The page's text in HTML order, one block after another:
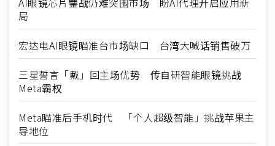
局
宏达电AI眼镜瞄准台市场缺口 台湾大喊话销售破万
三星誓言「戴」回主场优势 传自研智能眼镜挑战
Meta霸权
Meta瞄准后手机时代 「个人超级智能」挑战苹果主
导地位